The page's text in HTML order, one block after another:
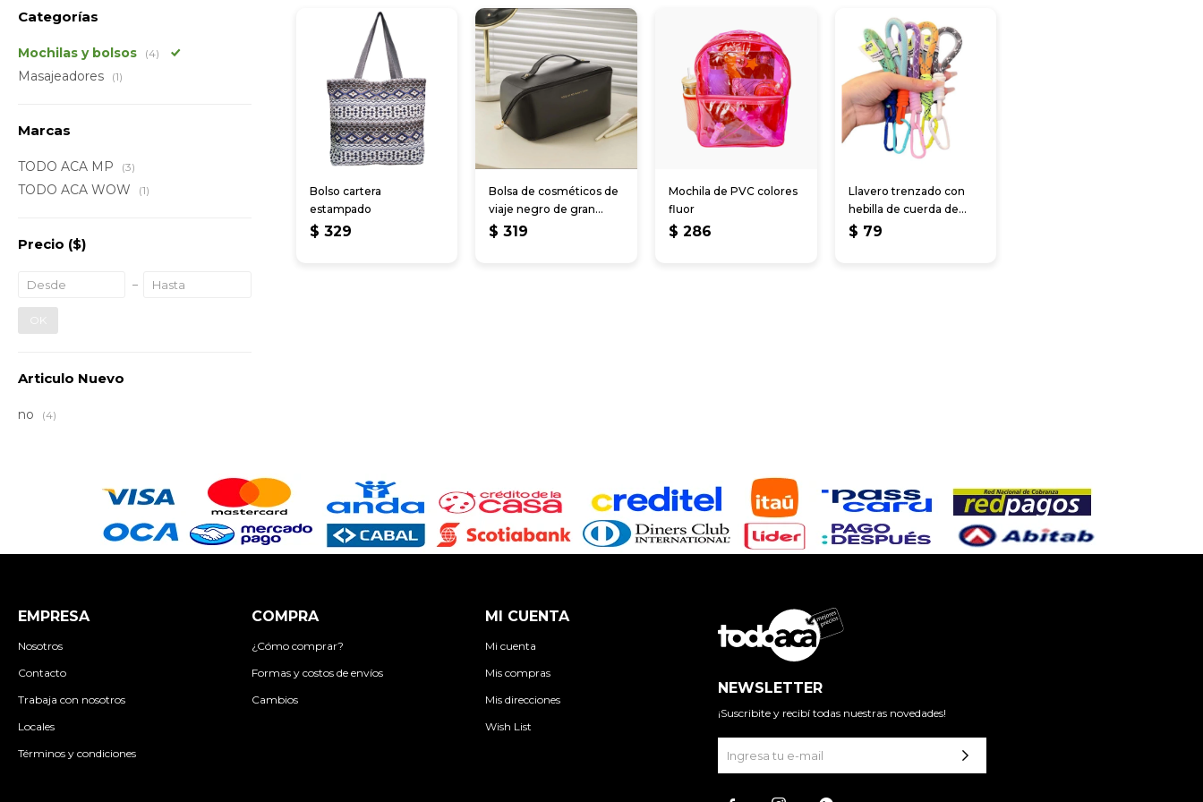
Bolso cartera
estampado
$ 329
Bolsa de cosméticos de
viaje negro de gran
capacidad
$ 319
Mochila de PVC colores
fluor
$ 286
Llavero trenzado con
hebilla de cuerda de
malla
$ 79
Categorías
Mochilas y bolsos (4)
Masajeadores (1)
Marcas
TODO ACA MP (3)
TODO ACA WOW (1)
Precio ($)
OK
Articulo Nuevo
no (4)
EMPRESA
Nosotros
Contacto
Trabaja con nosotros
Locales
Términos y condiciones
COMPRA
¿Cómo comprar?
Formas y costos de envíos
Cambios
MI CUENTA
Mi cuenta
Mis compras
Mis direcciones
Wish List
NEWSLETTER
¡Suscribite y recibí todas nuestras novedades!